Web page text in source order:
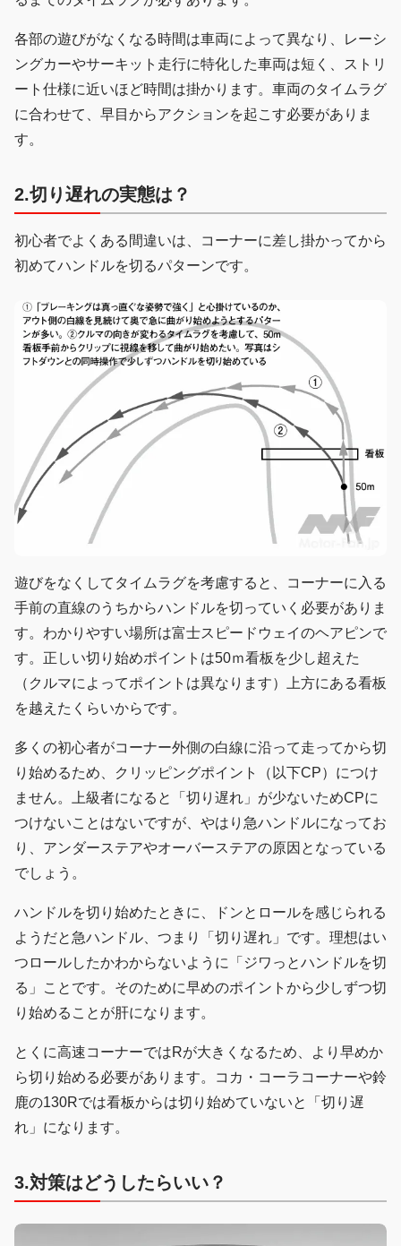
各部の遊びがなくなる時間は車両によって異なり、レーシ
ングカーやサーキット走行に特化した車両は短く、ストリ
ート仕様に近いほど時間は掛かります。車両のタイムラグ
に合わせて、早目からアクションを起こす必要がありま
す。
2.切り遅れの実態は？
初心者でよくある間違いは、コーナーに差し掛かってから
初めてハンドルを切るパターンです。
遊びをなくしてタイムラグを考慮すると、コーナーに入る
手前の直線のうちからハンドルを切っていく必要がありま
す。わかりやすい場所は富士スピードウェイのヘアピンで
す。正しい切り始めポイントは50ｍ看板を少し超えた
（クルマによってポイントは異なります）上方にある看板
を越えたくらいからです。
多くの初心者がコーナー外側の白線に沿って走ってから切
り始めるため、クリッピングポイント（以下CP）につけ
ません。上級者になると「切り遅れ」が少ないためCPに
つけないことはないですが、やはり急ハンドルになってお
り、アンダーステアやオーバーステアの原因となっている
でしょう。
ハンドルを切り始めたときに、ドンとロールを感じられる
ようだと急ハンドル、つまり「切り遅れ」です。理想はい
つロールしたかわからないように「ジワっとハンドルを切
る」ことです。そのために早めのポイントから少しずつ切
り始めることが肝になります。
とくに高速コーナーではRが大きくなるため、より早めか
ら切り始める必要があります。コカ・コーラコーナーや鈴
鹿の130Rでは看板からは切り始めていないと「切り遅
れ」になります。
3.対策はどうしたらいい？